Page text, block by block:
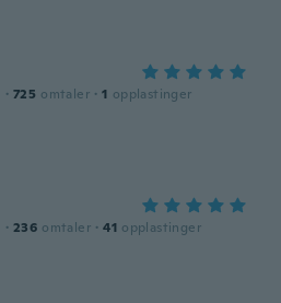
· 725 omtaler · 1 opplastinger
· 236 omtaler · 41 opplastinger